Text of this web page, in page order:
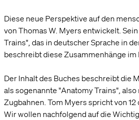
Diese neue Perspektive auf den
von Thomas W. Myers entwickelt.
Trains", das in deutscher Sprache in
beschreibt diese Zusammenhänge im
Der Inhalt des Buches beschreibt die
als sogenannte "Anatomy Trains",
Zugbahnen. Tom Myers spricht von 12
Wir wollen nachfolgend auf die